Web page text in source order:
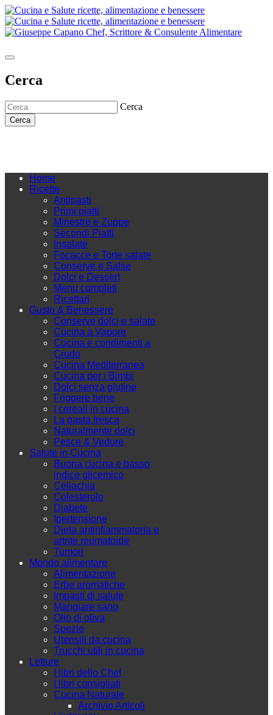
Cerca
Cerca
Cerca
Home
Ricette
Antipasti
Primi piatti
Minestre e Zuppe
Secondi Piatti
Insalate
Focacce e Torte salate
Conserve e Salse
Dolci e Dessert
Menu completi
Ricettari
Gusto & Benessere
Conserve dolci e salate
Cucina a Vapore
Cucina e condimenti a
Crudo
Cucina Mediterranea
Cucina per i Bimbi
Dolci senza glutine
Friggere bene
I cereali in cucina
La pasta fresca
Naturalmente dolci
Pesce & Vedure
Salute in Cucina
Buona cucina e basso
indice glicemico
Celiachia
Colesterolo
Diabete
Ipertensione
Dieta antinfiammatoria e
artrite reumatoide
Tumori
Mondo alimentare
Alimentazione
Erbe aromatiche
Impasti di salute
Mangiare sano
Olio di oliva
Spezie
Utensili da cucina
Trucchi utili in cucina
Letture
I libri dello Chef
I libri consigliati
Cucina Naturale
Archivio Articoli